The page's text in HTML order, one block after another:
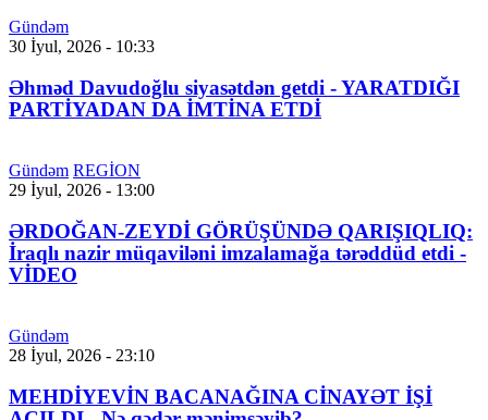
Gündəm
30 İyul, 2026 - 10:33
Əhməd Davudoğlu siyasətdən getdi - YARATDIĞI
PARTİYADAN DA İMTİNA ETDİ
Gündəm REGİON
29 İyul, 2026 - 13:00
ƏRDOĞAN-ZEYDİ GÖRÜŞÜNDƏ QARIŞIQLIQ:
İraqlı nazir müqaviləni imzalamağa tərəddüd etdi -
VİDEO
Gündəm
28 İyul, 2026 - 23:10
MEHDİYEVİN BACANAĞINA CİNAYƏT İŞİ